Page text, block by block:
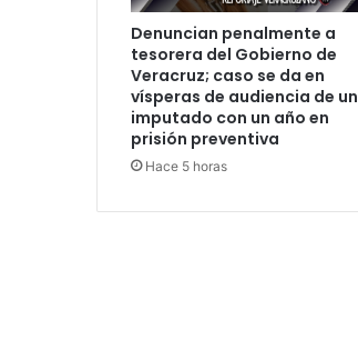
Denuncian penalmente a
tesorera del Gobierno de
Veracruz; caso se da en
vísperas de audiencia de un
imputado con un año en
prisión preventiva
Hace 5 horas